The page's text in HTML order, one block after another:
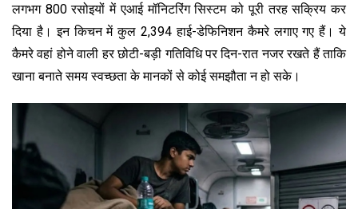
लगभग 800 रसोइयों में एआई मॉनिटरिंग सिस्टम को पूरी तरह सक्रिय कर
दिया है। इन किचन में कुल 2,394 हाई-डेफिनिशन कैमरे लगाए गए हैं। ये
कैमरे वहां होने वाली हर छोटी-बड़ी गतिविधि पर दिन-रात नजर रखते हैं ताकि
खाना बनाते समय स्वच्छता के मानकों से कोई समझौता न हो सके।